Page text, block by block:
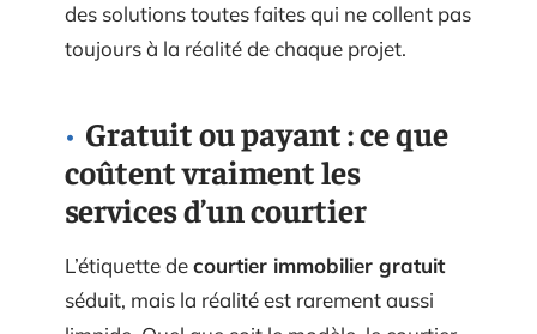
des solutions toutes faites qui ne collent pas
toujours à la réalité de chaque projet.
Gratuit ou payant : ce que
coûtent vraiment les
services d’un courtier
L’étiquette decourtier immobilier gratuit
séduit, mais la réalité est rarement aussi